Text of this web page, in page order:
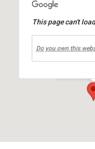
Espace
This page can't
Do you own this